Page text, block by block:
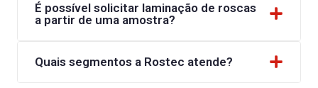
É possível solicitar laminação de roscas
a partir de uma amostra?
Quais segmentos a Rostec atende?